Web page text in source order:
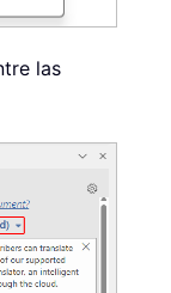
las